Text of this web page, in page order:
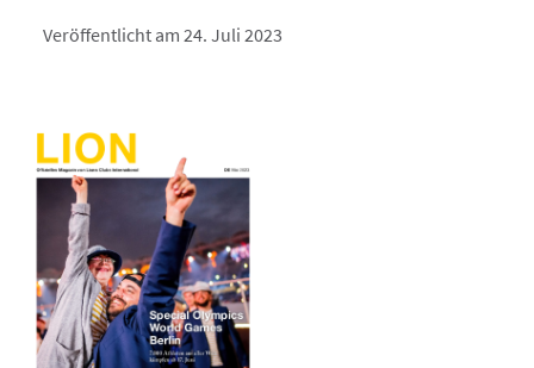
Veröffentlicht am 24. Juli 2023